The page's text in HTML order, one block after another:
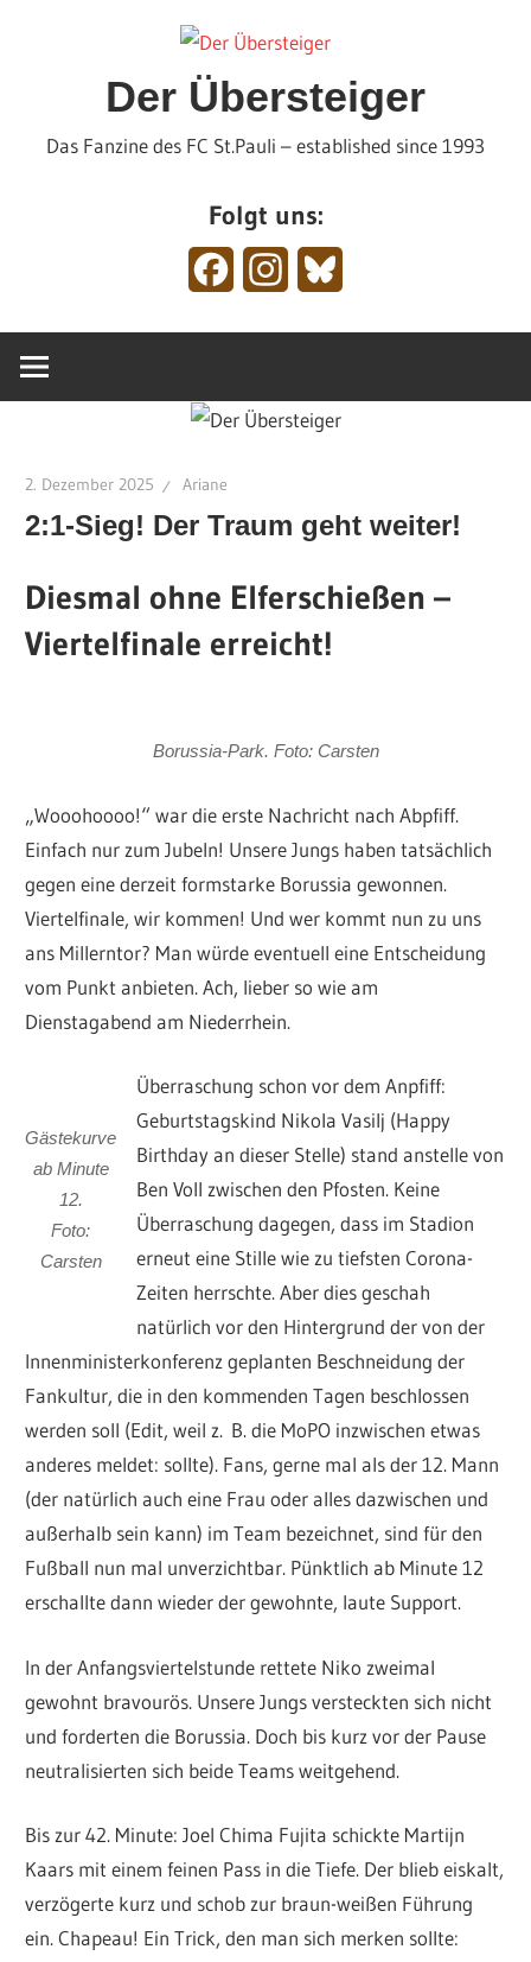
Der Übersteiger
Das Fanzine des FC St.Pauli – established since 1993
Folgt uns:
FacebookInstagram
2. Dezember 2025 Ariane
2:1-Sieg! Der Traum geht weiter!
Diesmal ohne Elferschießen –
Viertelfinale erreicht!
Borussia-Park. Foto: Carsten
„Wooohoooo!“ war die erste Nachricht nach Abpfiff.
Einfach nur zum Jubeln! Unsere Jungs haben tatsächlich
gegen eine derzeit formstarke Borussia gewonnen.
Viertelfinale, wir kommen! Und wer kommt nun zu uns
ans Millerntor? Man würde eventuell eine Entscheidung
vom Punkt anbieten. Ach, lieber so wie am
Dienstagabend am Niederrhein.
Gästekurve
ab Minute
12.
Foto:
Carsten
Überraschung schon vor dem Anpfiff:
Geburtstagskind Nikola Vasilj (Happy
Birthday an dieser Stelle) stand anstelle von
Ben Voll zwischen den Pfosten. Keine
Überraschung dagegen, dass im Stadion
erneut eine Stille wie zu tiefsten Corona-
Zeiten herrschte. Aber dies geschah
natürlich vor den Hintergrund der von der
Innenministerkonferenz geplanten Beschneidung der
Fankultur, die in den kommenden Tagen beschlossen
werden soll (Edit, weil z. B. die MoPO inzwischen etwas
anderes meldet: sollte). Fans, gerne mal als der 12. Mann
(der natürlich auch eine Frau oder alles dazwischen und
außerhalb sein kann) im Team bezeichnet, sind für den
Fußball nun mal unverzichtbar. Pünktlich ab Minute 12
erschallte dann wieder der gewohnte, laute Support.
In der Anfangsviertelstunde rettete Niko zweimal
gewohnt bravourös. Unsere Jungs versteckten sich nicht
und forderten die Borussia. Doch bis kurz vor der Pause
neutralisierten sich beide Teams weitgehend.
Bis zur 42. Minute: Joel Chima Fujita schickte Martijn
Kaars mit einem feinen Pass in die Tiefe. Der blieb eiskalt,
verzögerte kurz und schob zur braun-weißen Führung
ein. Chapeau! Ein Trick, den man sich merken sollte: